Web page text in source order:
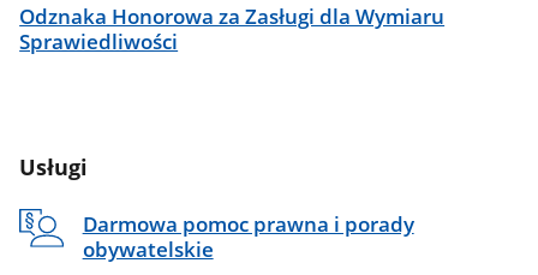
Odznaka Honorowa za Zasługi dla Wymiaru
Sprawiedliwości
Usługi
Darmowa pomoc prawna i porady
obywatelskie